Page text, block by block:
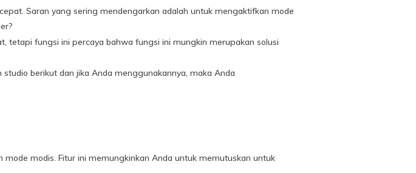
Saran yang sering mendengarkan adalah untuk mengaktifkan mode
tetapi fungsi ini percaya bahwa fungsi ini mungkin merupakan solusi
berikut dan jika Anda menggunakannya, maka Anda
modis. Fitur ini memungkinkan Anda untuk memutuskan untuk